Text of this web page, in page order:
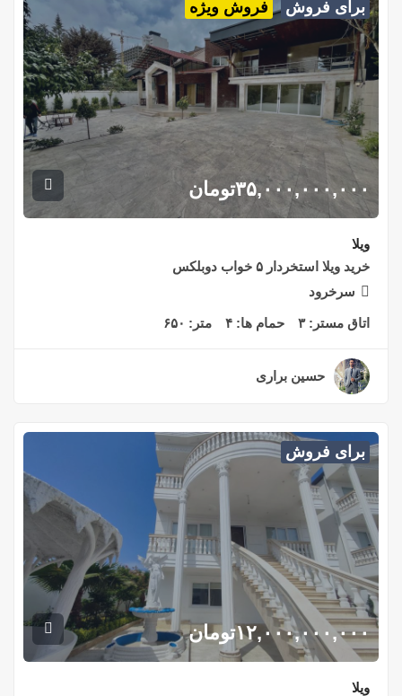
برای فروش فروش ویژه
۳۵,۰۰۰,۰۰۰,۰۰۰تومان
ویلا
خرید ویلا استخردار ۵ خواب دوبلکس
سرخرود
اتاق مستر:۳ حمام ها: ۴ متر: ۶۵۰
حسین براری
برای فروش
۱۲,۰۰۰,۰۰۰,۰۰۰تومان
ویلا